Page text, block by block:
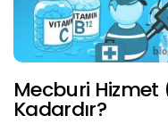
Mecburi Hizmet
Kadardır?